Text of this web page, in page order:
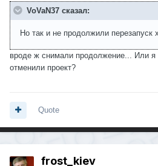
VoVaN37 сказал:
Но так и не продолжили перезапуск
вроде ж снимали продолжение... Или я
отменили проект?
Quote
frost_kiev